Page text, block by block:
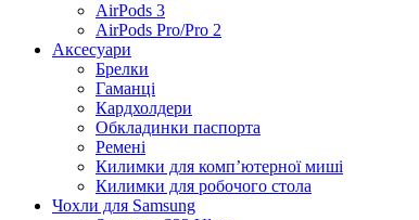
AirPods 3
AirPods Pro/Pro 2
Аксесуари
Брелки
Гаманці
Кардхолдери
Обкладинки паспорта
Ремені
Килимки для комп’ютерної миші
Килимки для робочого стола
Чохли для Samsung